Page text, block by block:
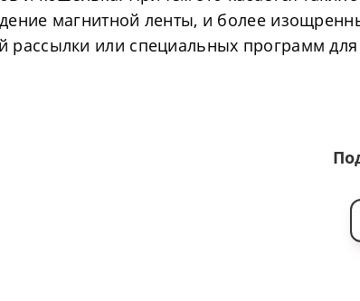
магнитной ленты, и более
рассылки или специальных программ для